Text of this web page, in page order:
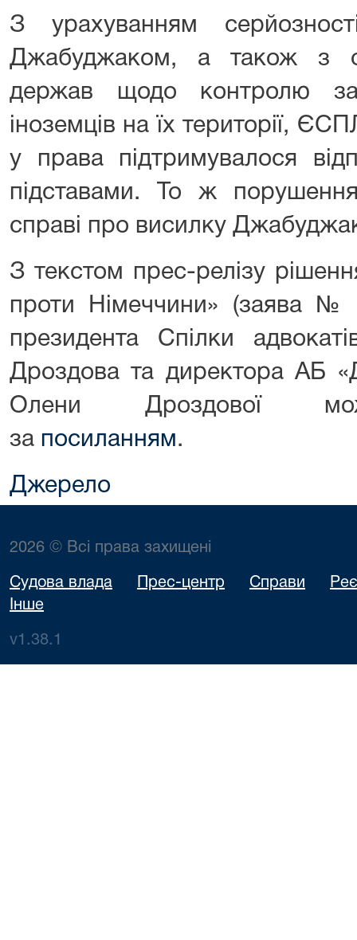
З урахуванням
Джабуджаком, а також з
держав щодо контролю
іноземців на їх території,
у права підтримувалося
підставами. То ж
справі про висилку
З текстом прес-релізу
проти Німеччини» (заява №
президента Спілки
Дроздова та директора АБ
Олени Дроздової
за посиланням.
Джерело
2026 © Всі права захищені
Судова влада Прес-центр Справи
Інше
v1.38.1